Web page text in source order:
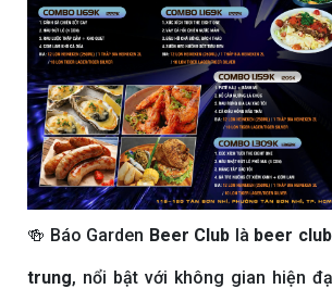
🍻 Báo Garden Beer Club là beer
trung, nổi bật với không gian hiện